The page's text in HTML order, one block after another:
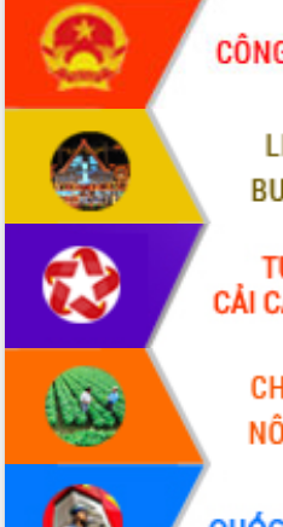
Khởi động Dự án Đầu tư xây dựng hạ
tầng kỹ thuật Cụm công nghiệp Tân
Tiến
Gặp mặt các cơ quan báo chí nhân Kỷ
niệm 101 năm Ngày Báo chí Cách
mạng Việt Nam
Đắk Lắk sơ kết 4 năm triển khai thực
hiện Đề án 06 của Chính phủ
Họp báo thông tin về Hội nghị Công bố
Quy hoạch và Xúc tiến đầu tư tỉnh Đắk
Lắk
Khơi thông điểm nghẽn, đẩy nhanh
giải ngân vốn khắc phục thiên tai
HĐND tỉnh thông qua điều chỉnh Quy
hoạch tỉnh thời kỳ 2021-2030
Hội thảo góp ý hồ sơ điều chỉnh quy
hoạch tỉnh Đắk Lắk thời kỳ 2021-2030,
tầm nhìn đến năm 2050
Nâng cao hiệu quả hoạt động của các
doanh nghiệp nhà nước